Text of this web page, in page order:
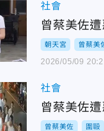
社會
曾蔡美佐
朝天宮 曾蔡美
2026/05/09
社會
曾蔡美佐
曾蔡美佐 圍毆